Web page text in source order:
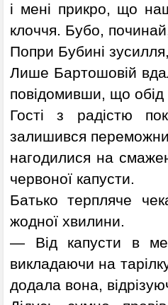
і мені прикро, що
клоччя. Бубо,
Попри Бубині
Лише Бартошовій
повідомивши, що обід
Гості з радістю
залишився
нагодилися на
червоної капусти.
Батько терпляче
жодної хвилини.
— Від капусти в
викладаючи на
додала вона,